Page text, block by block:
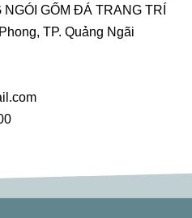
GỐM ĐÁ TRANG TRÍ
TP. Quảng Ngãi